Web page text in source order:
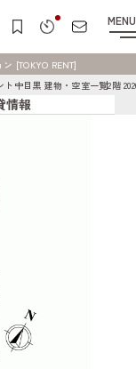
MENU
[TOKYO RENT]
ト中目黒 建物・空室一覧2階
情報